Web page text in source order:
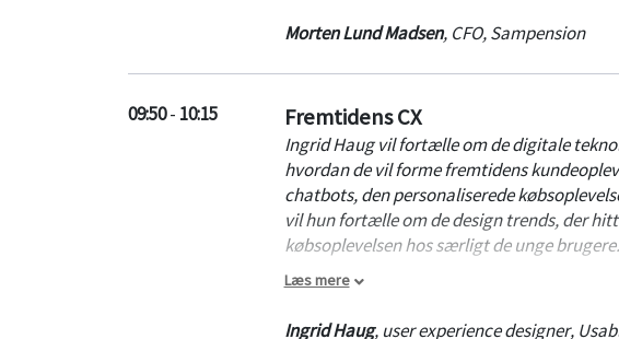
Morten Lund Madsen, CFO,Sampension
09:50- 10:15 Fremtidens CX
Ingrid Haug vil fortælle om de digitale
hvordan de vil forme fremtidens
chatbots, den personaliserede
vil hun fortælle om de design trends, der
købsoplevelsen hos særligt de unge brugere.
Ingrid Haug er UX-designer med 16 års
Design Matters og Usable Machine.
Læs mere
Ingrid Haug,user experience designer,